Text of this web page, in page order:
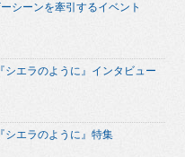
シーンを牽引するイベント
シエラのように』インタビュー
シエラのように』特集